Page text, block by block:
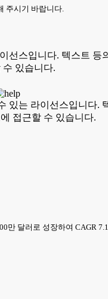
주시기 바랍니다.
선스입니다. 텍스트
있습니다.
있는 라이선스입니
접근할 수 있습니다.
만 달러로 성장하여 CAGR